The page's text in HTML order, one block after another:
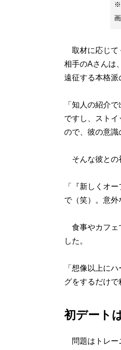
※
取材に応じて
相手のAさんは
遠征する本格派
「知人の紹介
ですし、スト
ので、彼の意識
そんな彼との
「『新しくオ
で（笑）。意外
食事やカフェ
した。
「想像以上に
グをするだけ
初デート
問題はトレー